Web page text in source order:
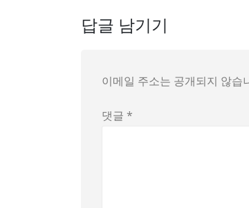
답글 남기기
이메일 주소는 공개되지 않
댓글 *